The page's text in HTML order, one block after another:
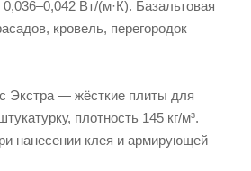
Вт/(м·К). Базальтовая
кровель, перегородок
Экстра — жёсткие плиты для
плотность 145 кг/м³.
нанесении клея и армирующей